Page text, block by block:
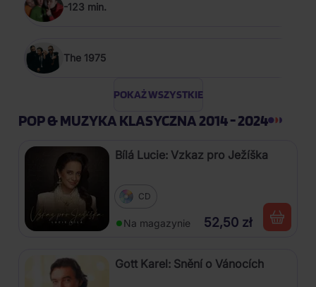
-123 min.
The 1975
POKAŻ WSZYSTKIE
POP & MUZYKA KLASYCZNA 2014 - 2024
Bílá Lucie: Vzkaz pro Ježíška
CD
Na magazynie 52,50 zł
Gott Karel: Snění o Vánocích